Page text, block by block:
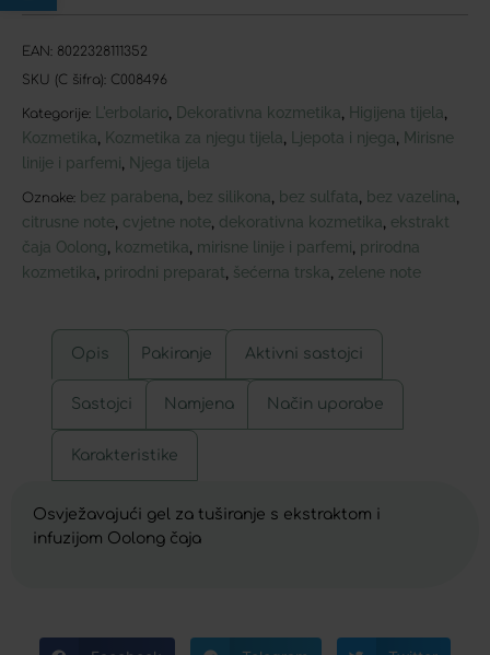
EAN: 8022328111352
SKU (C šifra): C008496
Kategorije: L'erbolario Dekorativna kozmetika Higijena tijela
Kozmetika Kozmetika za njegu tijela Ljepota i njega Mirisne
linije i parfemi Njega tijela
Oznake: bez parabena bez silikona bez sulfata bez vazelina
citrusne note cvjetne note dekorativna kozmetika ekstrakt
čaja Oolong
kozmetika mirisne linije i parfemi prirodna
kozmetika prirodni preparat šećerna trska zelene note
Opis Pakiranje Aktivni sastojci
Sastojci Namjena Način uporabe
Karakteristike
Osvježavajući gel za tuširanje s ekstraktom i
infuzijom Oolong čaja